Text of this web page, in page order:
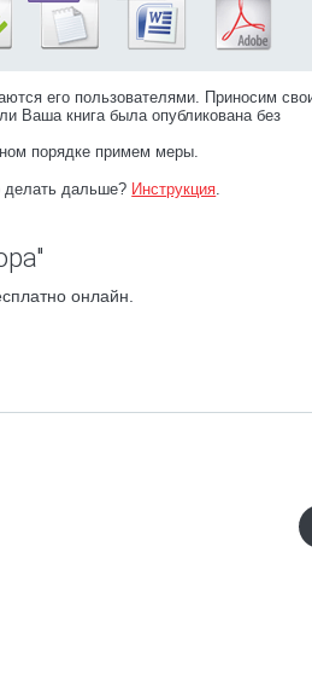
его пользователями. Приносим
Ваша книга была опубликована без
порядке примем меры.
делать дальше? Инструкция.
онлайн.